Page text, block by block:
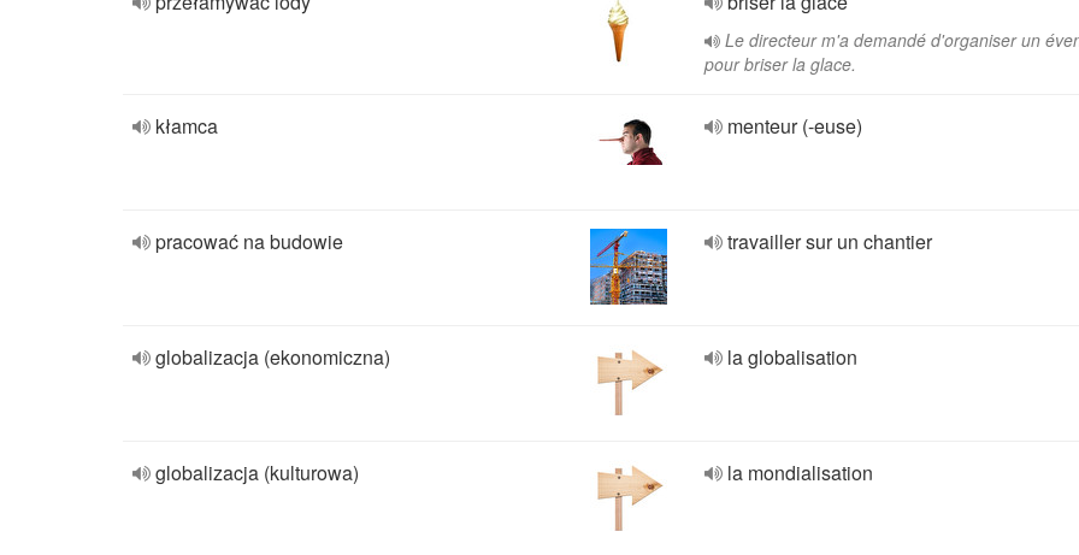
Le directeur m'a demandé d'organiser un
pour briser la glace.
kłamca menteur (-euse)
pracować na budowie travailler sur un chantier
globalizacja (ekonomiczna) la globalisation
globalizacja (kulturowa) la mondialisation